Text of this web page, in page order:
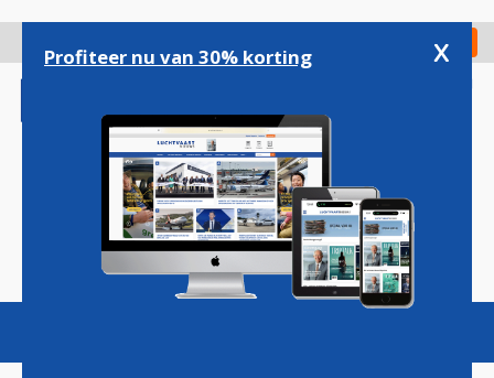
gaan
Check in
Magazine Podcasts Vacatures
Profiteer nu van 30% korting x